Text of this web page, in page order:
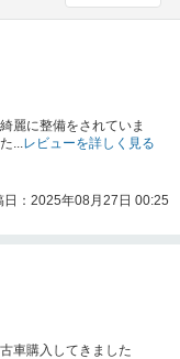
麗に整備をされていま
...レビューを詳しく見る
日：2025年08月27日 00:25
車購入してきました